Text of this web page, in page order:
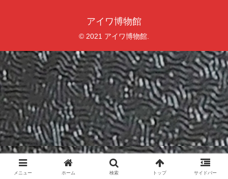
アイワ博物館
© 2021 アイワ博物館.
メニュー ホーム 検索 トップ サイドバー